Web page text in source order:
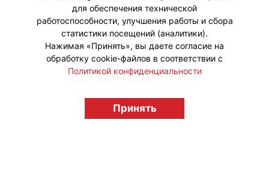
#Коллаборации
licensingrussia.ru, 2009-2026 12+
для обеспечения технической
работоспособности, улучшения работы и сбора
статистики посещений (аналитики).
Нажимая «Принять», вы даете согласие на
обработку cookie-файлов в соответствии с
Политикой конфиденциальности
Принять